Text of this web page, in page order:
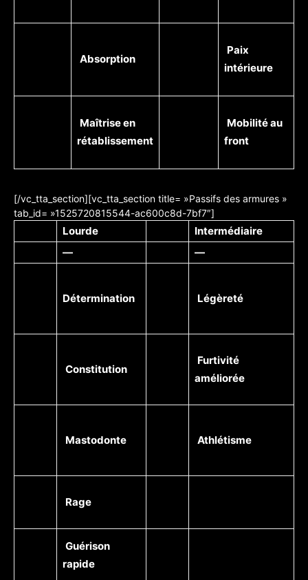
Absorption
Paix
intérieure
Maîtrise en
rétablissement
Mobilité au
front
[/vc_tta_section][vc_tta_section title= »Passifs des armures »
tab_id= »1525720815544-ac600c8d-7bf7″]
Lourde
Intermédiaire
—
—
Détermination Légèreté
Constitution
Furtivité
améliorée
Mastodonte Athlétisme
Rage
Guérison
rapide